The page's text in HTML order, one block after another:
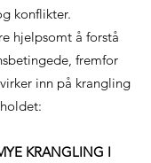
konflikter.
hjelpsomt å forstå
fremfor
inn på krangling
KRANGLING I